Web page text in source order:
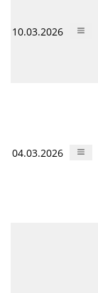
10.03.2026
04.03.2026